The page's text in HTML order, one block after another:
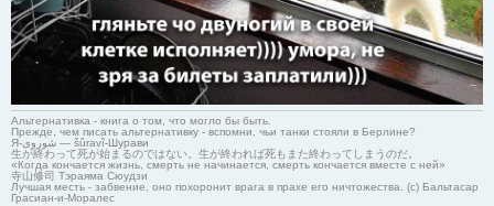
Альтернативка - книга о том, что могло бы быть.
Прежде, чем писать альтернативку - вспомни, чьи танки стояли в Берлине?
Я-شوروی — šûravî-Шурави
生が終わって死が始まるのではない。生が終われば死もまた終わってしまうのだ。
«Когда кончается жизнь, смерть не начинается, смерть кончается вместе с ней»
寺山修司 Тэраяма Сюудзи
Лучшая месть - забвение, оно похоронит врага в прахе его ничтожества. (с) Бальтасар
Грасиан-и-Моралес